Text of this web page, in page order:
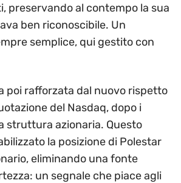
preservando al contempo la sua
ben riconoscibile. Un
semplice, qui gestito con
poi rafforzata dal nuovo rispetto
del Nasdaq, dopo i
struttura azionaria. Questo
la posizione di Polestar
eliminando una fonte
un segnale che piace agli